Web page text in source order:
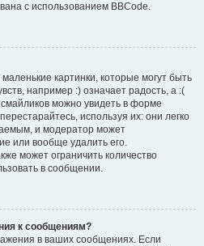
с использованием BBCode.
картинки, которые могут быть
например :) означает радость, а :(
можно увидеть в форме
используя их: они легко
и модератор может
или вообще удалить его.
может ограничить количество
в сообщении.
к сообщениям?
в ваших сообщениях. Если